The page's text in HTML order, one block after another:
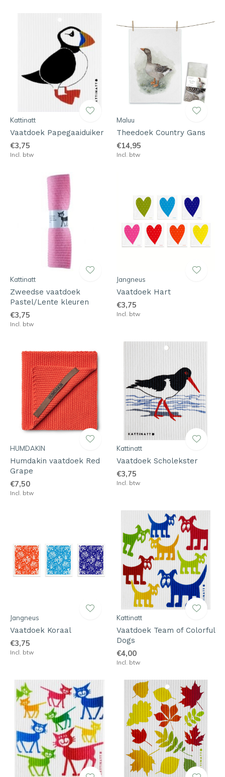
Kattinatt
Vaatdoek Papegaaiduiker
€3,75
Incl. btw
Maluu
Theedoek Country Gans
€14,95
Incl. btw
Kattinatt
Zweedse vaatdoek
Pastel/Lente kleuren
€3,75
Incl. btw
Jangneus
Vaatdoek Hart
€3,75
Incl. btw
HUMDAKIN
Humdakin vaatdoek Red
Grape
€7,50
Incl. btw
Kattinatt
Vaatdoek Scholekster
€3,75
Incl. btw
Jangneus
Vaatdoek Koraal
€3,75
Incl. btw
Kattinatt
Vaatdoek Team of Colorful
Dogs
€4,00
Incl. btw